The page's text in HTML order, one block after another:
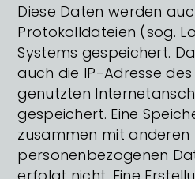
Diese Daten werden
Protokolldateien (sog.
Systems gespeichert.
auch die IP-Adresse
genutzten
gespeichert. Eine
zusammen mit anderen
personenbezogenen